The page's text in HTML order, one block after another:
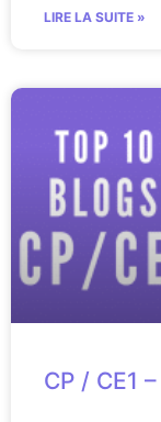
LIRE LA SUITE »
CP / CE1